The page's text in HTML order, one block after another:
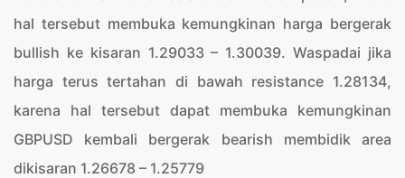
hal tersebut membuka kemungkinan harga bergerak
bullish ke kisaran 1.29033 – 1.30039. Waspadai jika
harga terus tertahan di bawah resistance 1.28134,
karena hal tersebut dapat membuka kemungkinan
GBPUSD kembali bergerak bearish membidik area
dikisaran 1.26678 – 1.25779